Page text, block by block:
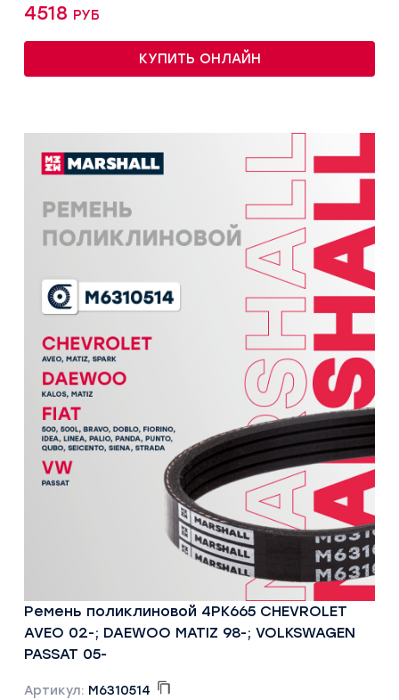
4518 руб
КУПИТЬ ОНЛАЙН
Ремень поликлиновой 4PK665 CHEVROLET
AVEO 02-; DAEWOO MATIZ 98-; VOLKSWAGEN
PASSAT 05-
Артикул: M6310514